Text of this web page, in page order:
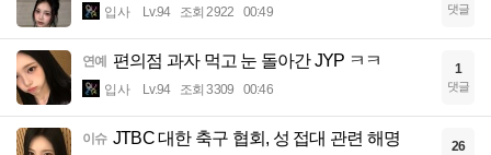
입사 Lv.94 조회 2922 00:49 댓글
연예 편의점 과자 먹고 눈 돌아간 JYP ㅋㅋ
입사 Lv.94 조회 3309 00:46
1
댓글
이슈 JTBC 대한 축구 협회, 성 접대 관련 해명 26